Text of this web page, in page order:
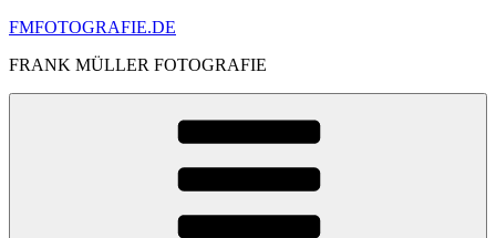
Skip
content
FMFOTOGRAFIE.DE
FRANK MÜLLER FOTOGRAFIE